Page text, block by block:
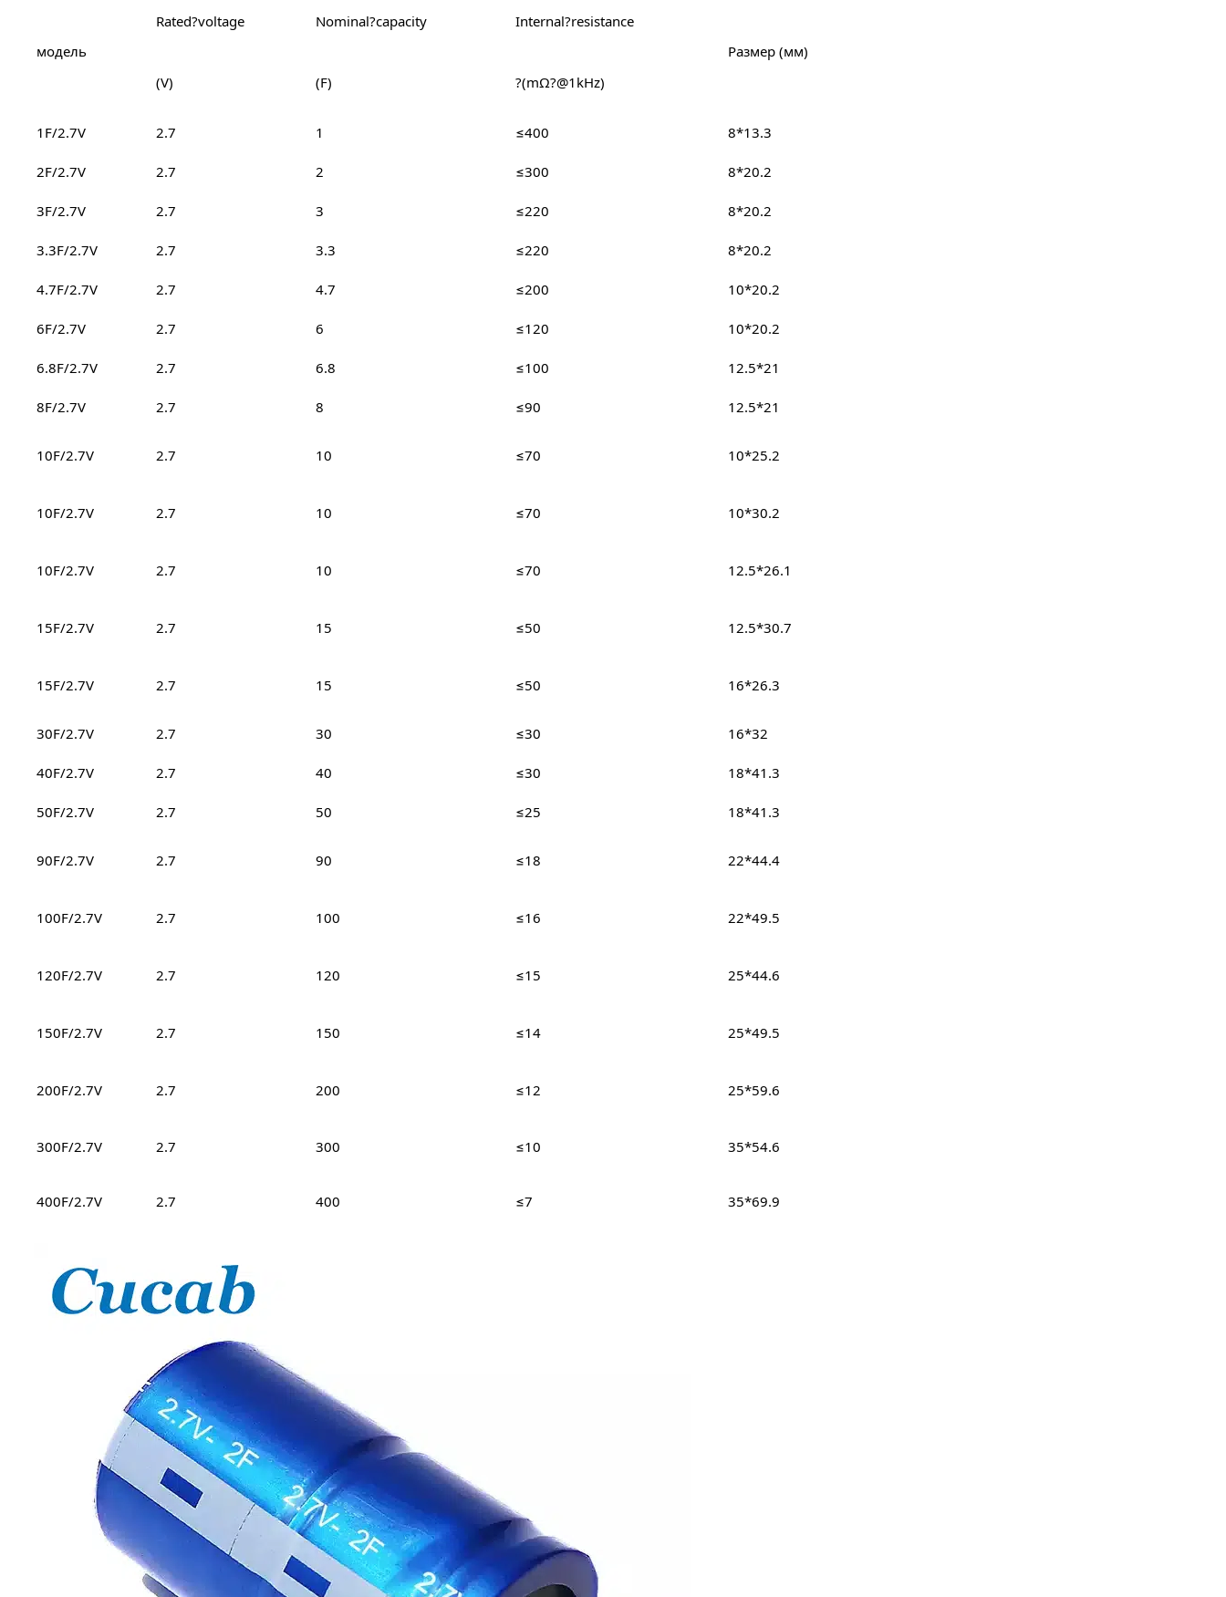
модель
Rated?voltage Nominal?capacity
Internal?resistance
Размер (мм)
(V)
(F) ?(mΩ?@1kHz)
1F/2.7V 2.7 1 ≤400 8*13.3
2F/2.7V 2.7 2 ≤300 8*20.2
3F/2.7V 2.7 3 ≤220 8*20.2
3.3F/2.7V 2.7 3.3 ≤220 8*20.2
4.7F/2.7V 2.7 4.7 ≤200 10*20.2
6F/2.7V 2.7 6 ≤120 10*20.2
6.8F/2.7V 2.7 6.8 ≤100 12.5*21
8F/2.7V 2.7 8 ≤90 12.5*21
10F/2.7V 2.7 10 ≤70 10*25.2
10F/2.7V 2.7 10 ≤70 10*30.2
10F/2.7V 2.7 10 ≤70 12.5*26.1
15F/2.7V 2.7 15 ≤50 12.5*30.7
15F/2.7V 2.7 15 ≤50 16*26.3
30F/2.7V 2.7 30 ≤30 16*32
40F/2.7V 2.7 40 ≤30 18*41.3
50F/2.7V 2.7 50 ≤25 18*41.3
90F/2.7V 2.7 90 ≤18 22*44.4
100F/2.7V 2.7 100 ≤16 22*49.5
120F/2.7V 2.7 120 ≤15 25*44.6
150F/2.7V 2.7 150 ≤14 25*49.5
200F/2.7V 2.7 200 ≤12 25*59.6
300F/2.7V 2.7 300 ≤10 35*54.6
400F/2.7V 2.7 400 ≤7 35*69.9